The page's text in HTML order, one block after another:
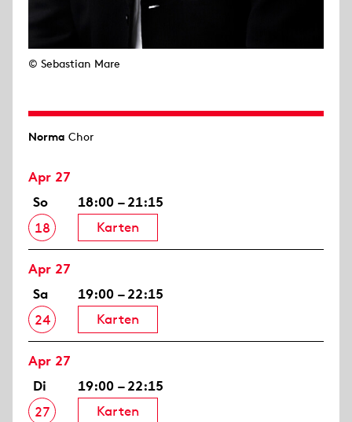
© Sebastian Mare
Norma Chor
Apr 27
So
18
18:00 – 21:15
Karten
Apr 27
Sa
24
19:00 – 22:15
Karten
Apr 27
Di
27
19:00 – 22:15
Karten